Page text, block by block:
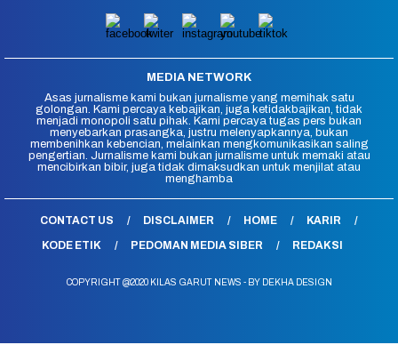
MEDIA NETWORK
Asas jurnalisme kami bukan jurnalisme yang memihak satu
golongan. Kami percaya kebajikan, juga ketidakbajikan, tidak
menjadi monopoli satu pihak. Kami percaya tugas pers bukan
menyebarkan prasangka, justru melenyapkannya, bukan
membenihkan kebencian, melainkan mengkomunikasikan saling
pengertian. Jurnalisme kami bukan jurnalisme untuk memaki atau
mencibirkan bibir, juga tidak dimaksudkan untuk menjilat atau
menghamba
CONTACT US DISCLAIMER HOME
KARIR
KODE ETIK
PEDOMAN MEDIA SIBER REDAKSI
COPYRIGHT @2020 KILAS GARUT NEWS - BY DEKHA DESIGN